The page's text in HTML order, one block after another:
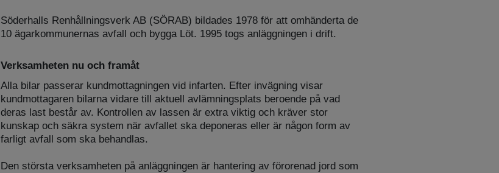
Söderhalls Renhållningsverk AB (SÖRAB) bildades 1978 för att omhänderta de
10 ägarkommunernas avfall och bygga Löt. 1995 togs anläggningen i drift.
Verksamheten nu och framåt
Alla bilar passerar kundmottagningen vid infarten. Efter invägning visar
kundmottagaren bilarna vidare till aktuell avlämningsplats beroende på vad
deras last består av. Kontrollen av lassen är extra viktig och kräver stor
kunskap och säkra system när avfallet ska deponeras eller är någon form av
farligt avfall som ska behandlas.
Den största verksamheten på anläggningen är hantering av förorenad jord som